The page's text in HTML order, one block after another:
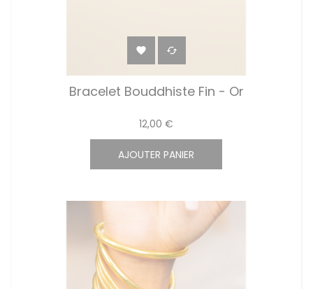
 
Bracelet Bouddhiste Fin - Or
12,00 €
AJOUTER PANIER